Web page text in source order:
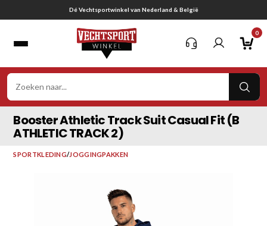
naar
Gratis verzending vanaf € 75,-
0
Booster Athletic Track Suit Casual Fit (B
ATHLETIC TRACK 2)
SPORTKLEDING/JOGGINGPAKKEN